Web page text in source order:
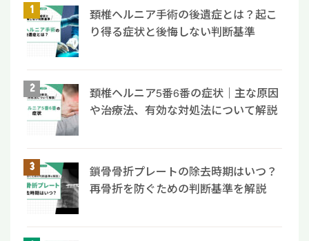
頚椎ヘルニア手術の後遺症とは？起こ
り得る症状と後悔しない判断基準
頚椎ヘルニア5番6番の症状｜主な原因
や治療法、有効な対処法について解説
鎖骨骨折プレートの除去時期はいつ？
再骨折を防ぐための判断基準を解説